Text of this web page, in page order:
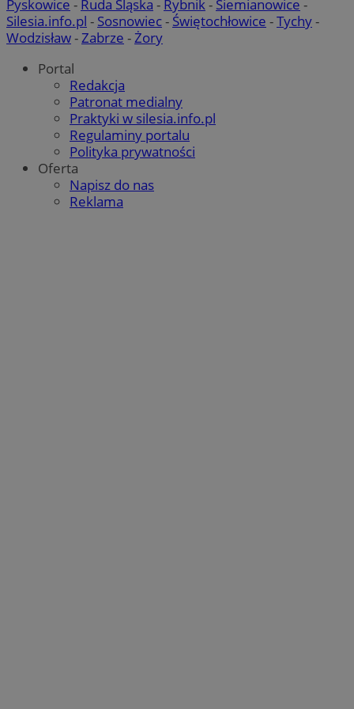
Pyskowice - Ruda Śląska - Rybnik- Siemianowice -
Silesia.info.pl - Sosnowiec- Świętochłowice -Tychy-
Wodzisław-Zabrze -Żory
Portal
Redakcja
Patronat medialny
Praktyki w silesia.info.pl
Regulaminy portalu
Polityka prywatności
Oferta
Napisz do nas
Reklama